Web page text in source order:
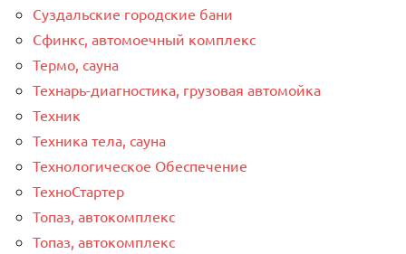
Суздальские городские бани
Сфинкс, автомоечный комплекс
Термо, сауна
Технарь-диагностика, грузовая автомойка
Техник
Техника тела, сауна
Технологическое Обеспечение
ТехноСтартер
Топаз, автокомплекс
Топаз, автокомплекс